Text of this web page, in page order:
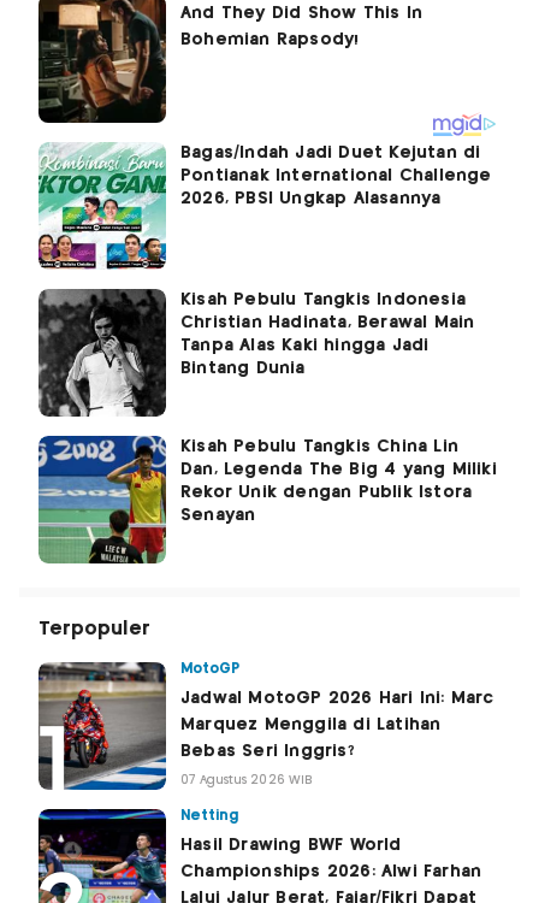
Bagas/Indah Jadi Duet Kejutan di
Pontianak International Challenge
2026, PBSI Ungkap Alasannya
Kisah Pebulu Tangkis Indonesia
Christian Hadinata, Berawal Main
Tanpa Alas Kaki hingga Jadi
Bintang Dunia
Kisah Pebulu Tangkis China Lin
Dan, Legenda The Big 4 yang Miliki
Rekor Unik dengan Publik Istora
Senayan
Terpopuler
MotoGP
Jadwal MotoGP 2026 Hari Ini: Marc
Marquez Menggila di Latihan
Bebas Seri Inggris?
07 Agustus 2026 WIB
Netting
Hasil Drawing BWF World
Championships 2026: Alwi Farhan
Lalui Jalur Berat, Fajar/Fikri Dapat